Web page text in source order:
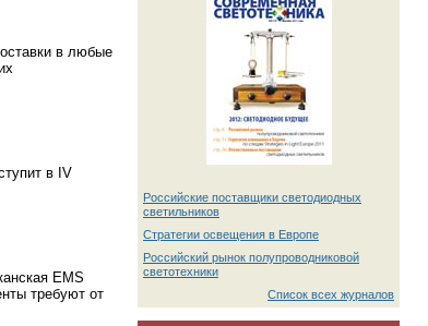
в любые
в IV
EMS
требуют от
Российские поставщики светодиодных
светильников
Стратегии освещения в Европе
Российский рынок полупроводниковой
светотехники
Список всех журналов